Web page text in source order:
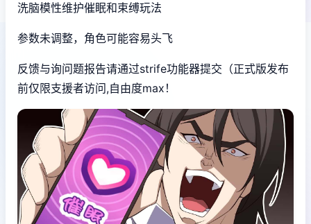
洗脑模性维护催眠和束缚玩法
参数未调整，角色可能容易头飞
反馈与询问题报告请通过strife功能器提交（正式版发布
前仅限支援者访问,自由度max！